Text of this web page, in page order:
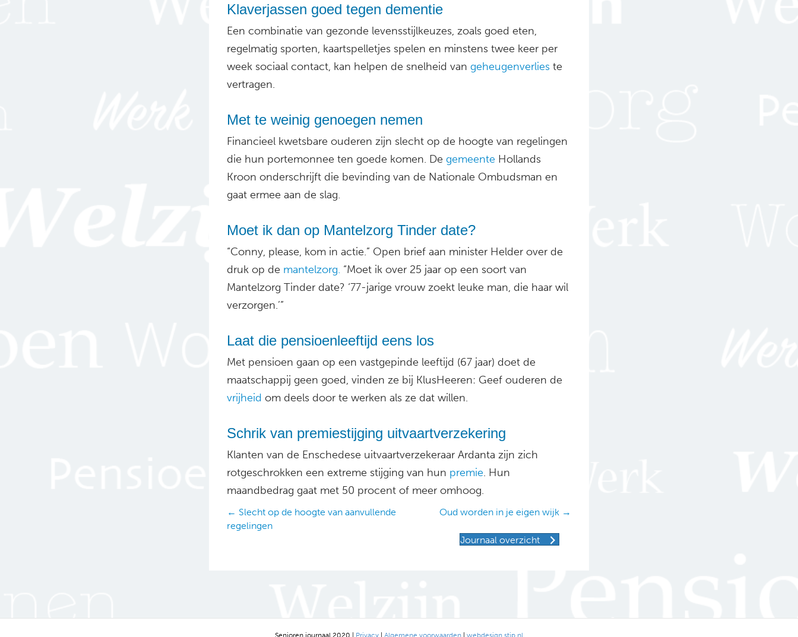
Klaverjassen goed tegen dementie
Een combinatie van gezonde levensstijlkeuzes, zoals goed eten,
regelmatig sporten, kaartspelletjes spelen en minstens twee keer per
week sociaal contact, kan helpen de snelheid van geheugenverlies te
vertragen.
Met te weinig genoegen nemen
Financieel kwetsbare ouderen zijn slecht op de hoogte van regelingen
die hun portemonnee ten goede komen. De gemeente Hollands
Kroon onderschrijft die bevinding van de Nationale Ombudsman en
gaat ermee aan de slag.
Moet ik dan op Mantelzorg Tinder date?
“Conny, please, kom in actie.” Open brief aan minister Helder over de
druk op de mantelzorg. “Moet ik over 25 jaar op een soort van
Mantelzorg Tinder date? ‘77-jarige vrouw zoekt leuke man, die haar wil
verzorgen.’”
Laat die pensioenleeftijd eens los
Met pensioen gaan op een vastgepinde leeftijd (67 jaar) doet de
maatschappij geen goed, vinden ze bij KlusHeeren: Geef ouderen de
vrijheid om deels door te werken als ze dat willen.
Schrik van premiestijging uitvaartverzekering
Klanten van de Enschedese uitvaartverzekeraar Ardanta zijn zich
rotgeschrokken een extreme stijging van hun premie. Hun
maandbedrag gaat met 50 procent of meer omhoog.
Posts
navigation
← Slecht op de hoogte van aanvullende
regelingen
Oud worden in je eigen wijk →
Journaal overzicht
Senioren journaal 2020 | Privacy Algemene voorwaarden webdesign stip.nl